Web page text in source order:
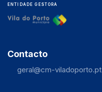
ENTIDADE GESTORA
Contacto
geral@cm-viladoporto.pt